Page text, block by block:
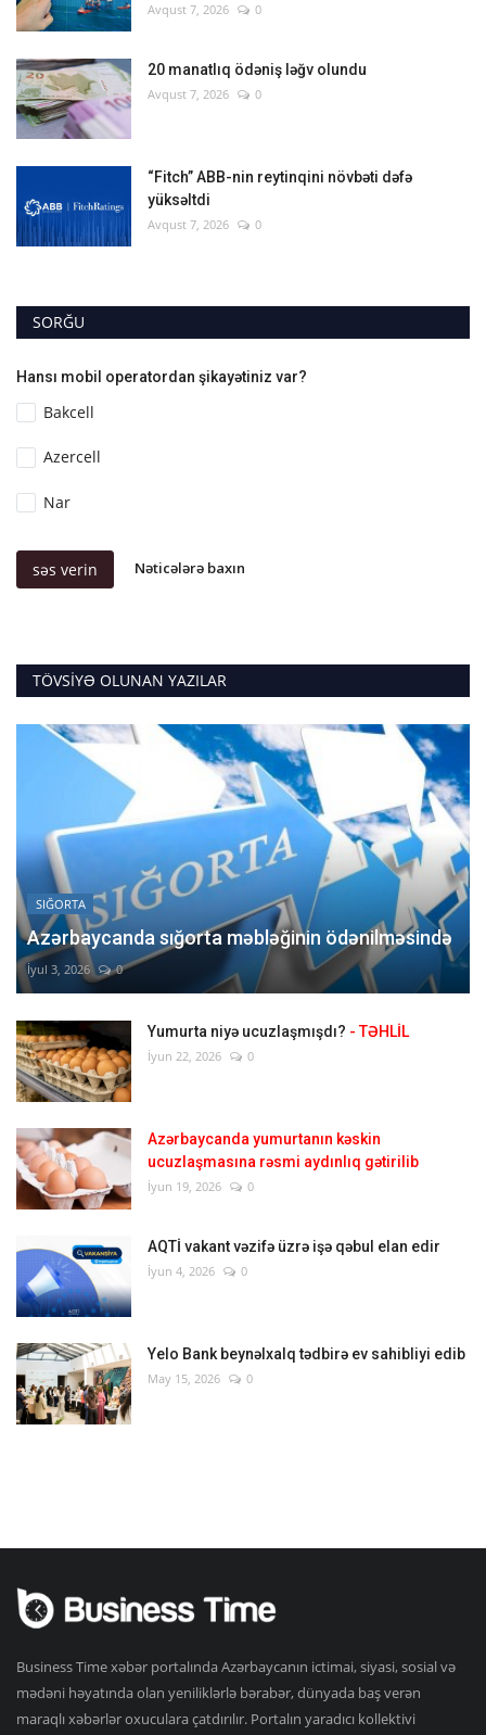
Avqust 7, 2026 0
20 manatlıq ödəniş ləğv olundu
Avqust 7, 2026 0
“Fitch” ABB-nin reytinqini növbəti dəfə
yüksəltdi
Avqust 7, 2026 0
SORĞU
Hansı mobil operatordan şikayətiniz var?
Bakcell
Azercell
Nar
səs verin Nəticələrə baxın
TÖVSIYƏ OLUNAN YAZILAR
SIĞORTA
Azərbaycanda sığorta məbləğinin ödənilməsində
İyul 3, 2026 0
Yumurta niyə ucuzlaşmışdı? - TƏHLİL
İyun 22, 2026 0
Azərbaycanda yumurtanın kəskin
ucuzlaşmasına rəsmi aydınlıq gətirilib
İyun 19, 2026 0
AQTİ vakant vəzifə üzrə işə qəbul elan edir
İyun 4, 2026 0
Yelo Bank beynəlxalq tədbirə ev sahibliyi edib
May 15, 2026 0
Business Time xəbər portalında Azərbaycanın ictimai, siyasi, sosial və
mədəni həyatında olan yeniliklərlə bərabər, dünyada baş verən
maraqlı xəbərlər oxuculara çatdırılır. Portalın yaradıcı kollektivi